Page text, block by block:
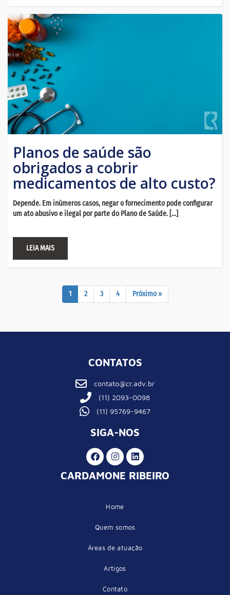
Planos de saúde são
obrigados a cobrir
medicamentos de alto custo?
Depende. Em inúmeros casos, negar o fornecimento pode configurar
um ato abusivo e ilegal por parte do Plano de Saúde. […]
LEIA MAIS
1 2 3 4 Próximo »
CONTATOS
contato@cr.adv.br
(11) 2093-0098
(11) 95769-9467
SIGA-NOS
CARDAMONE RIBEIRO
Home
Quem somos
Áreas de atuação
Artigos
Contato